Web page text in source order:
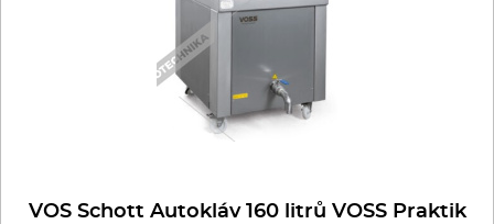
Řeznické stroje
Konvektomaty/Pece
MULTIFUNKČNÍ ZAŘÍZENÍ - PÁNVE
JONI
VOS Schott Autokláv 160 litrů VOSS Praktik